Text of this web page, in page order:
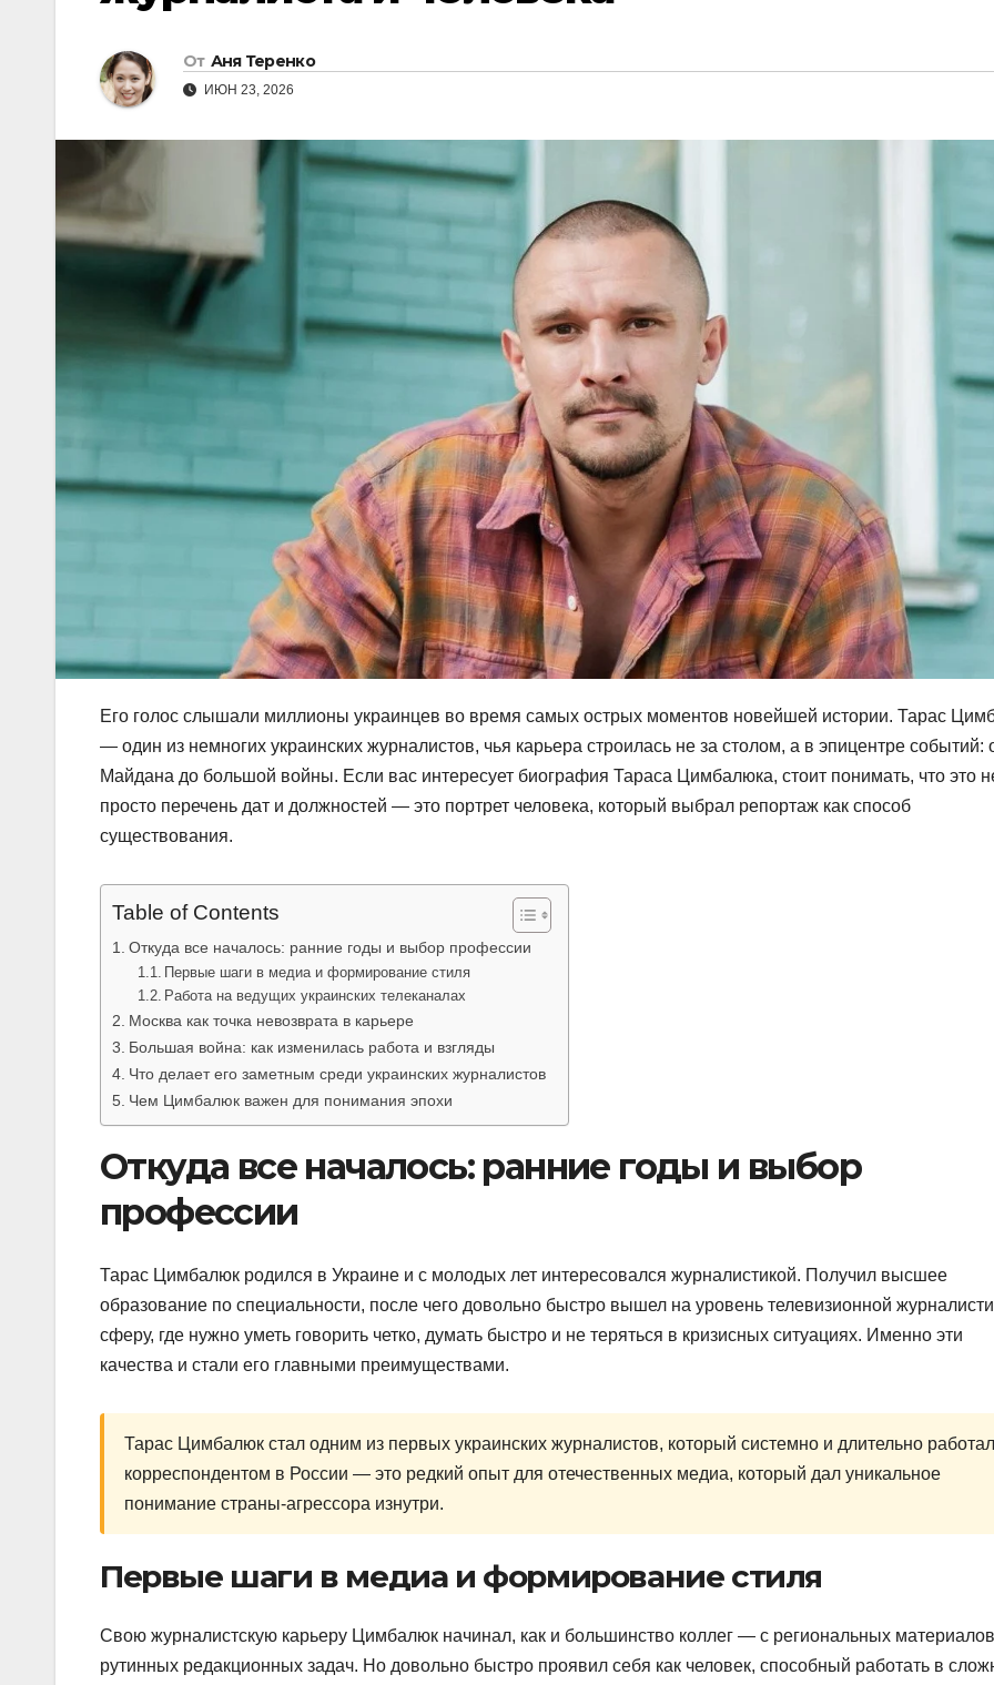
От Аня Теренко
ИЮН 23, 2026
Его голос слышали миллионы украинцев во время самых острых моментов новейшей истории. Тарас
— один из немногих украинских журналистов, чья карьера строилась не за столом, а в эпицентре событий:
Майдана до большой войны. Если вас интересует биография Тараса Цимбалюка, стоит понимать, что это
просто перечень дат и должностей — это портрет человека, который выбрал репортаж как способ
существования.
Table of Contents
Откуда все началось: ранние годы и выбор профессии
Первые шаги в медиа и формирование стиля
Работа на ведущих украинских телеканалах
Москва как точка невозврата в карьере
Большая война: как изменилась работа и взгляды
Что делает его заметным среди украинских журналистов
Чем Цимбалюк важен для понимания эпохи
Откуда все началось: ранние годы и выбор
профессии
Тарас Цимбалюк родился в Украине и с молодых лет интересовался журналистикой. Получил высшее
образование по специальности, после чего довольно быстро вышел на уровень телевизионной
сферу, где нужно уметь говорить четко, думать быстро и не теряться в кризисных ситуациях. Именно эти
качества и стали его главными преимуществами.
Тарас Цимбалюк стал одним из первых украинских журналистов, который системно и длительно работал
корреспондентом в России — это редкий опыт для отечественных медиа, который дал уникальное
понимание страны-агрессора изнутри.
Первые шаги в медиа и формирование стиля
Свою журналистскую карьеру Цимбалюк начинал, как и большинство коллег — с региональных
рутинных редакционных задач. Но довольно быстро проявил себя как человек, способный работать в